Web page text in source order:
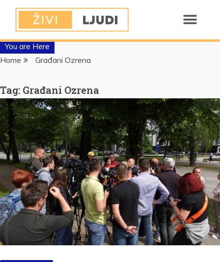
You are Here
Home
Građani Ozrena
Tag: Građani Ozrena